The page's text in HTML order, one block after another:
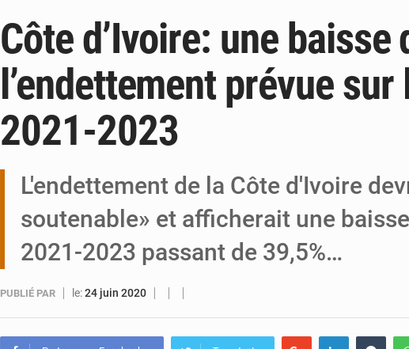
5 août 2026 Niger : Abdoulaye Seydou
4 août 2026 Niamey : Mohamed
4 août 2026 Arlit : La police d’Akokan
Côte d’Ivoire: une baisse
l’endettement prévue
2021-2023
L'endettement de la Côte d'Ivoire
soutenable» et afficherait une
2021-2023 passant de 39,5%…
PUBLIÉ PAR le:24 juin 2020